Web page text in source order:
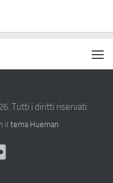
Tutti i diritti riservati.
il tema Hueman